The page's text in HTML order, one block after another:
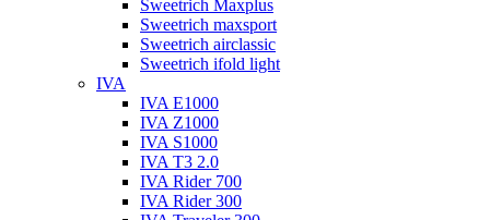
Sweetrich Maxplus
Sweetrich maxsport
Sweetrich airclassic
Sweetrich ifold light
IVA
IVA E1000
IVA Z1000
IVA S1000
IVA T3 2.0
IVA Rider 700
IVA Rider 300